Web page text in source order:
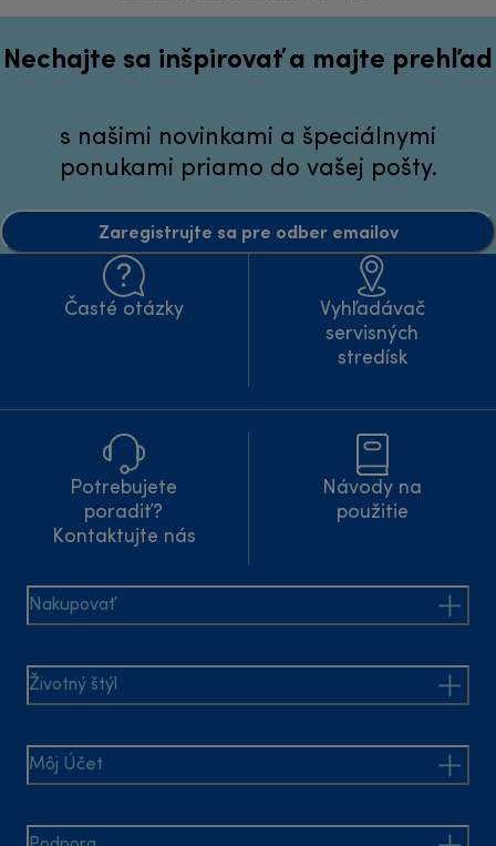
Nechajte sa inšpirovať a majte prehľad
s našimi novinkami a špeciálnymi
ponukami priamo do vašej pošty.
Zaregistrujte sa pre odber emailov
Časté otázky
Vyhľadávač
servisných
stredísk
Potrebujete
poradiť?
Kontaktujte nás
Návody na
použitie
Nakupovať
Životný štýl
Môj Účet